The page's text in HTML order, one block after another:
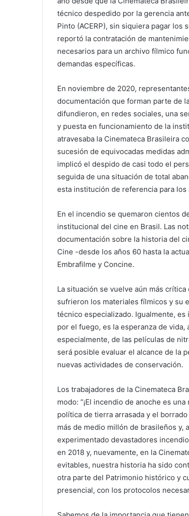
técnico despedido por la gerencia
Pinto (ACERP), sin siquiera pagar
reportó la contratación de
necesarios para un archivo fílmico
demandas específicas.
En noviembre de 2020,
documentación que forman parte de
difundieron, en redes sociales, una
y puesta en funcionamiento de la
atravesaba la Cinemateca Brasileira
sucesión de equivocadas medidas
implicó el despido de casi todo el
seguida de una situación de total
esta institución de referencia para
En el incendio se quemaron cientos
institucional del cine en Brasil. Las
documentación sobre la historia del
Cine -desde los años 60 hasta la
Embrafilme y Concine.
La situación se vuelve aún más
sufrieron los materiales fílmicos y su
técnico especializado. Igualmente,
por el fuego, es la esperanza de
especialmente, de las películas de
será posible evaluar el alcance de la
nuevas actividades de conservación.
Los trabajadores de la Cinemateca
modo: “¡El incendio de anoche es
política de tierra arrasada y el
más de medio millón de brasileños y,
experimentado devastadores
en 2018 y, nuevamente, en la
evitables, nuestra historia ha sido
otra parte del Patrimonio histórico y
presencial, con los protocolos